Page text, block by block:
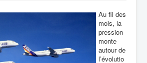
Au fil des
mois, la
pression
monte
autour de
l’évolutio